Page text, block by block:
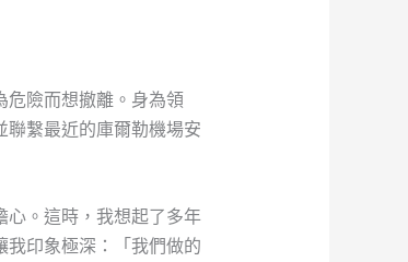
危險而想撤離。身為領
繫最近的庫爾勒機場安
。這時，我想起了多年
印象極深：「我們做的